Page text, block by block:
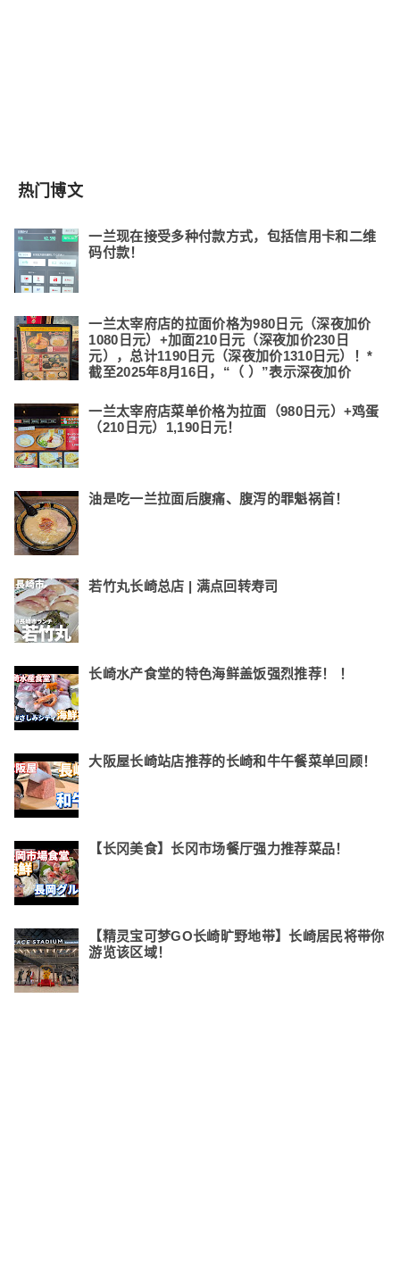
热门博文
一兰现在接受多种付款方式，包括信用卡和二维
码付款！
一兰太宰府店的拉面价格为980日元（深夜加价
1080日元）+加面210日元（深夜加价230日
元），总计1190日元（深夜加价1310日元）！*
截至2025年8月16日，“（ ）”表示深夜加价
一兰太宰府店菜单价格为拉面（980日元）+鸡蛋
（210日元）1,190日元！
油是吃一兰拉面后腹痛、腹泻的罪魁祸首！
若竹丸长崎总店 | 满点回转寿司
长崎水产食堂的特色海鲜盖饭强烈推荐！ ！
大阪屋长崎站店推荐的长崎和牛午餐菜单回顾！
【长冈美食】长冈市场餐厅强力推荐菜品！
【精灵宝可梦GO长崎旷野地带】长崎居民将带你
游览该区域！